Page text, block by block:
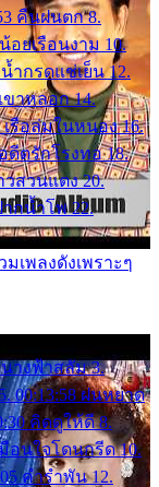
คืนฝนตก 8.
อยเรือนงาม 10.
ำกรดแช่เย็น 12.
ขาหลอก 14.
เรือล่มในหนอง 16.
ดีตรักโรงทอ 18.
วสวนแตง 20.
ากน้ำโพ 22.
เพลงดังเพราะๆ
นางฟ้าสลัม 3.
00:13:58 ฝนหยาด
คิดดูให้ดี 8.
มือนใจโดนกรีด 10.
คำรำพัน 12.